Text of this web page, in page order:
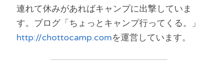
連れて休みがあればキャンプに出撃していま
す。ブログ「ちょっとキャンプ行ってくる。」
http://chottocamp.comを運営しています。